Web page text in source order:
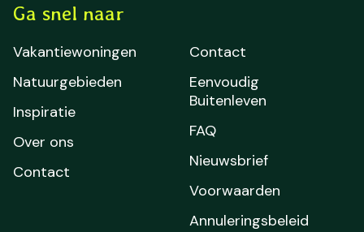
Ga snel naar
Vakantiewoningen
Natuurgebieden
Inspiratie
Over ons
Contact
Contact
Eenvoudig
Buitenleven
FAQ
Nieuwsbrief
Voorwaarden
Annuleringsbeleid